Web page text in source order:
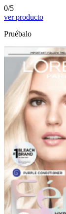
0/5
ver producto
Pruébalo